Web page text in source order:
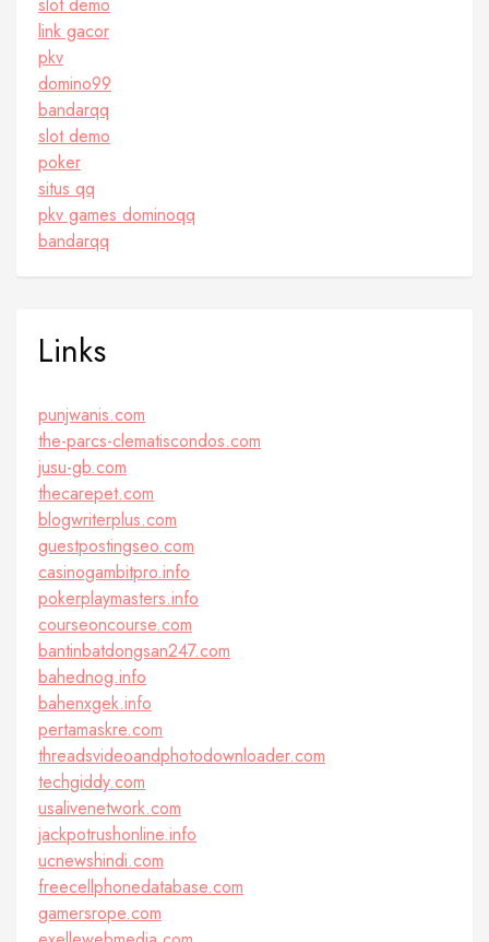
link gacor
pkv
domino99
bandarqq
slot demo
poker
situs qq
pkv games dominoqq
bandarqq
Links
punjwanis.com
the-parcs-clematiscondos.com
jusu-gb.com
thecarepet.com
blogwriterplus.com
guestpostingseo.com
casinogambitpro.info
pokerplaymasters.info
courseoncourse.com
bantinbatdongsan247.com
bahednog.info
bahenxgek.info
pertamaskre.com
threadsvideoandphotodownloader.com
techgiddy.com
usalivenetwork.com
jackpotrushonline.info
ucnewshindi.com
freecellphonedatabase.com
gamersrope.com